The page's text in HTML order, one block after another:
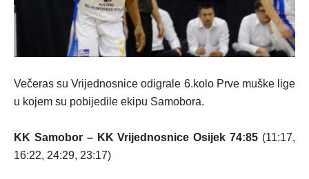
Večeras su Vrijednosnice odigrale 6.kolo Prve muške lige
u kojem su pobijedile ekipu Samobora.
KK Samobor – KK Vrijednosnice Osijek 74:85 (11:17,
16:22, 24:29, 23:17)